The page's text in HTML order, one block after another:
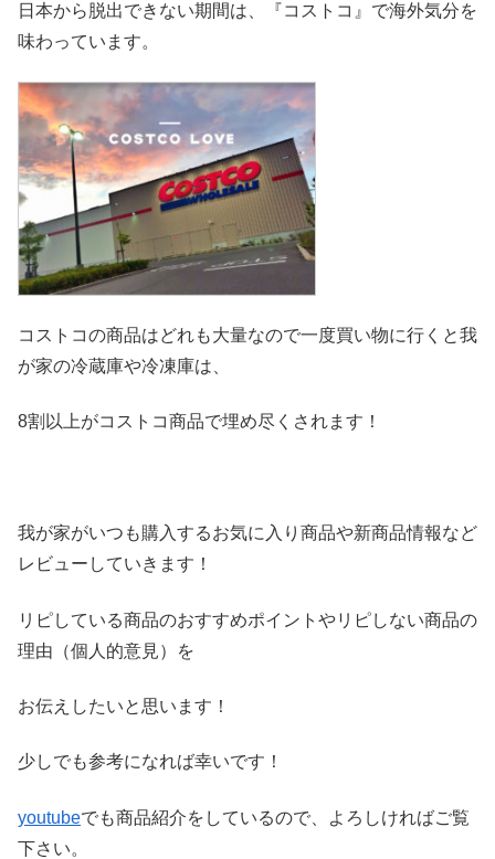
日本から脱出できない期間は、『コストコ』 で海外気分を
味わっています。
コストコの商品はどれも大量なので一度買い物に行くと我
が家の冷蔵庫や冷凍庫は、
8割以上がコストコ商品で埋め尽くされます！
我が家がいつも購入するお気に入り商品や新商品情報など
レビ ューしていきます！
リピしている商品のおすすめポイントやリピしない商品の
理由（個人的意見）を
お伝えしたいと思います！
少しでも参考になれば幸いです！
youtubeでも商品紹介をしているので、よろしければご覧
下さい。